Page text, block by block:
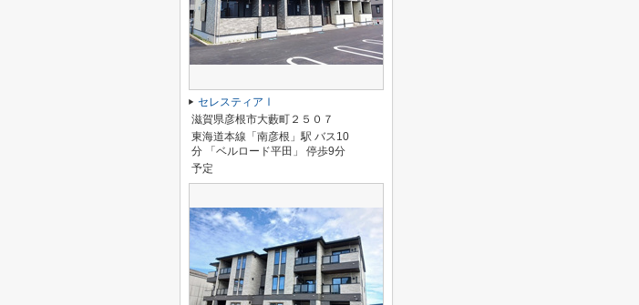
セレスティアⅠ
滋賀県彦根市大藪町２５０７
東海道本線「南彦根」駅 バス10
分 「ベルロード平田」 停歩9分
予定